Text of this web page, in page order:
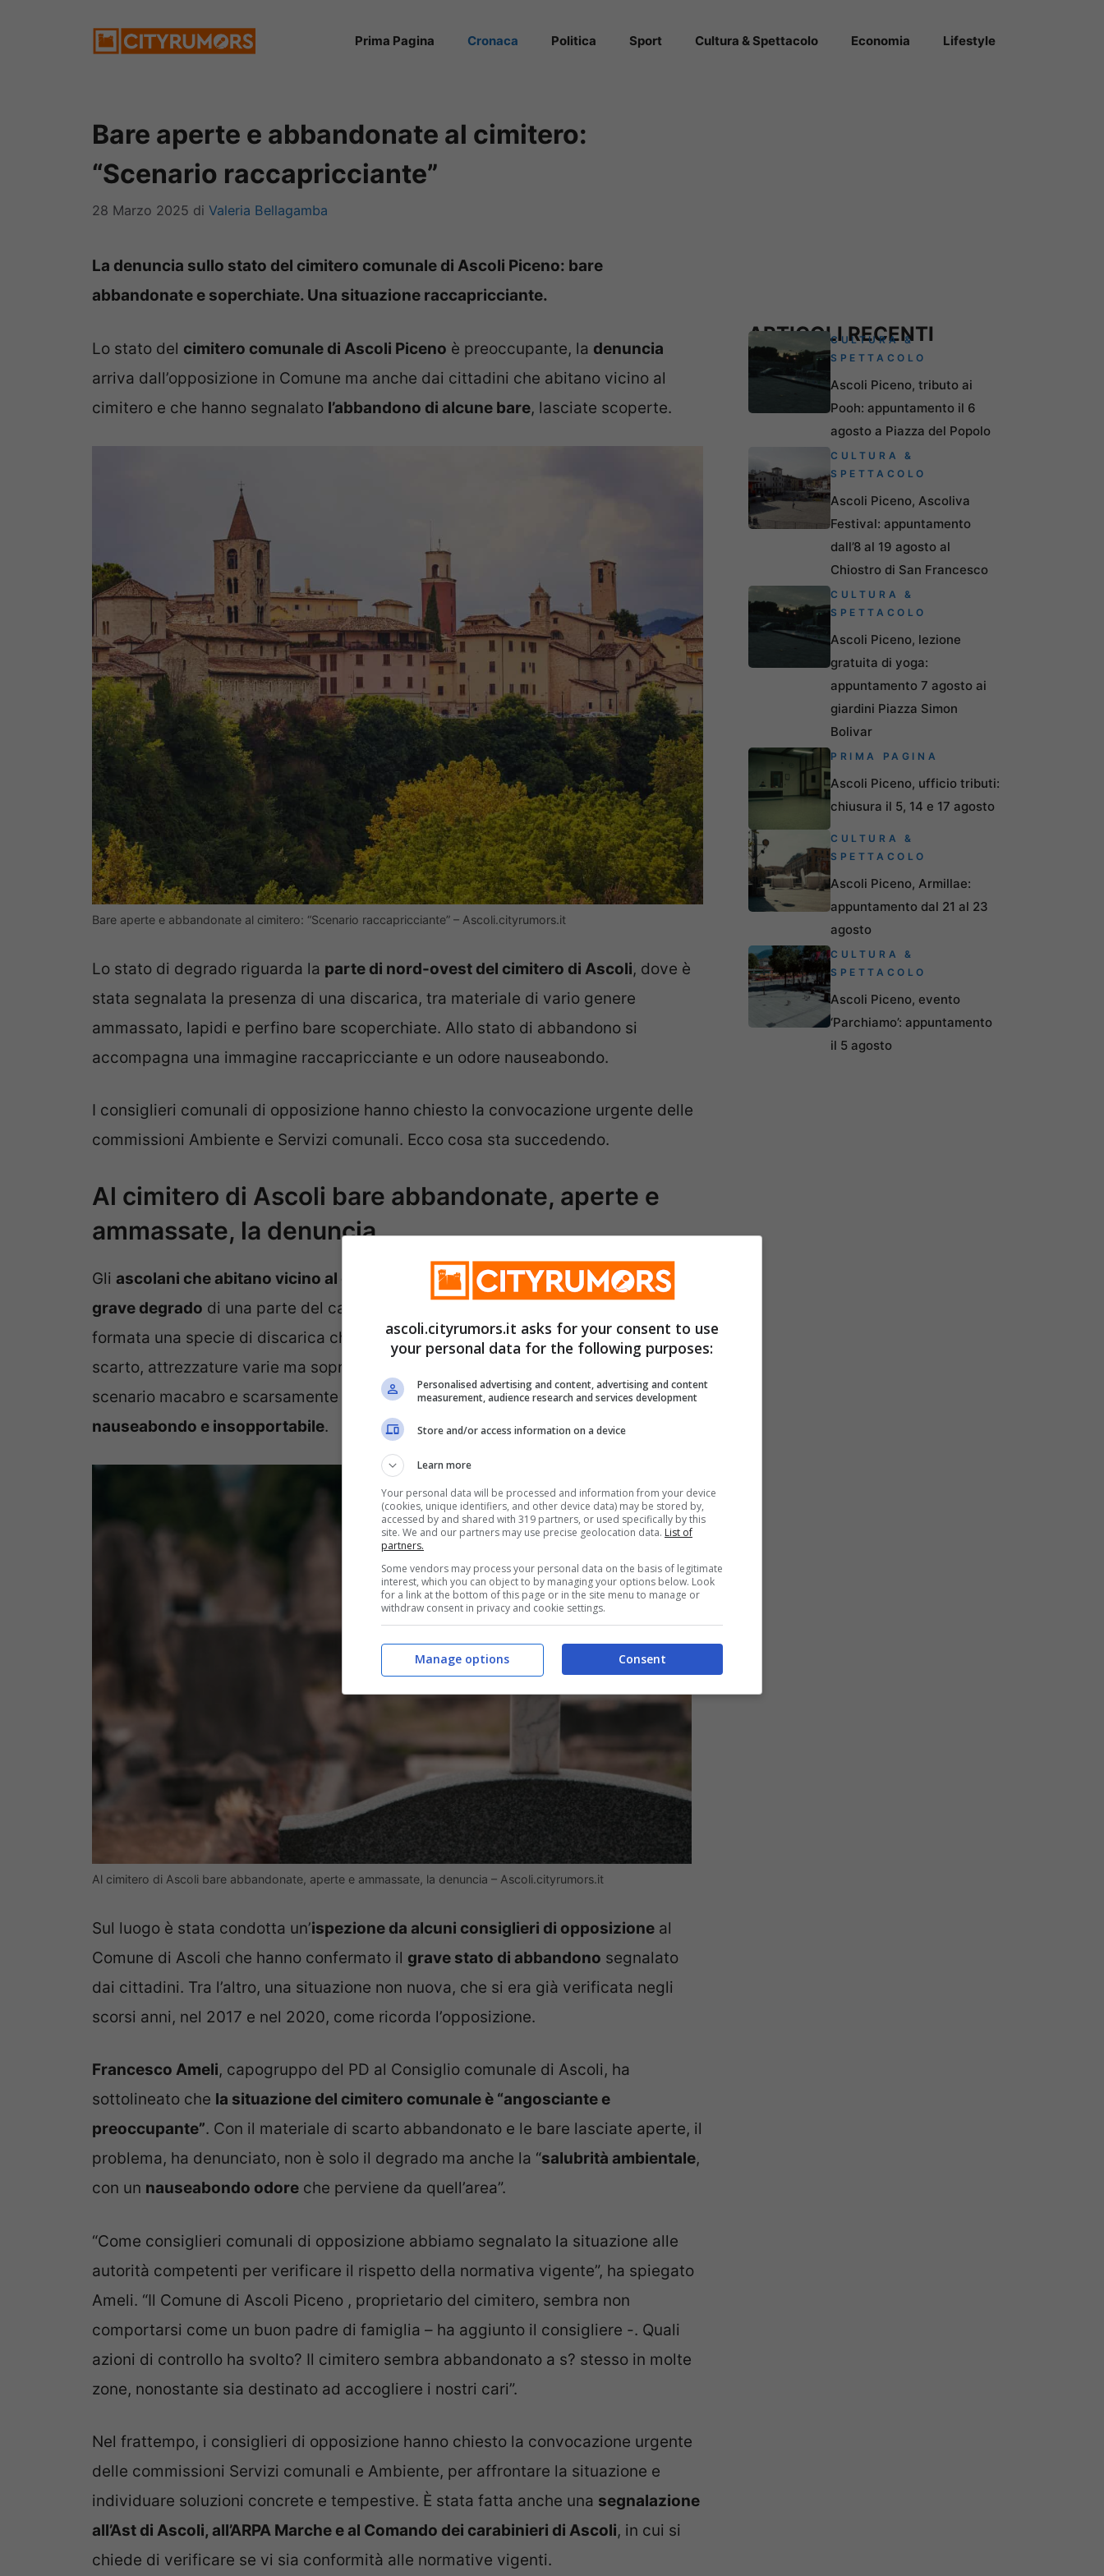
Prima Pagina Cronaca Politica Sport Cultura & Spettacolo Economia Lifestyle
Bare aperte e abbandonate al cimitero:
“Scenario raccapricciante”
28 Marzo 2025 di Valeria Bellagamba
La denuncia sullo stato del cimitero comunale di Ascoli Piceno: bare
abbandonate e soperchiate. Una situazione raccapricciante.
Lo stato del cimitero comunale di Ascoli Piceno è preoccupante, la denuncia
arriva dall’opposizione in Comune ma anche dai cittadini che abitano vicino al
cimitero e che hanno segnalato l’abbandono di alcune bare, lasciate scoperte.
Bare aperte e abbandonate al cimitero: “Scenario raccapricciante” – Ascoli.cityrumors.it
Lo stato di degrado riguarda la parte di nord-ovest del cimitero di Ascoli, dove è
stata segnalata la presenza di una discarica, tra materiale di vario genere
ammassato, lapidi e perfino bare scoperchiate. Allo stato di abbandono si
accompagna una immagine raccapricciante e un odore nauseabondo.
I consiglieri comunali di opposizione hanno chiesto la convocazione urgente delle
commissioni Ambiente e Servizi comunali. Ecco cosa sta succedendo.
Al cimitero di Ascoli bare abbandonate, aperte e
ammassate, la denuncia
Gli ascolani che abitano vicino al cimitero comunalehanno denunciato lo stato di
grave degrado di una parte del camposanto, quella di nord-ovest, dove si è
formata una specie di discarica che contiene di tutto: lapidi in pezzi, materiale di
scarto, attrezzature varie ma soprattutto bare abbandonate e lasciate aperte. Uno
scenario macabro e scarsamente igienico, dal quale emana unodore
nauseabondo e insopportabile.
Al cimitero di Ascoli bare abbandonate, aperte e ammassate, la denuncia – Ascoli.cityrumors.it
Sul luogo è stata condotta un’ispezione da alcuni consiglieri di opposizione al
Comune di Ascoli che hanno confermato il grave stato di abbandono segnalato
dai cittadini. Tra l’altro, una situazione non nuova, che si era già verificata negli
scorsi anni, nel 2017 e nel 2020, come ricorda l’opposizione.
Francesco Ameli, capogruppo del PD al Consiglio comunale di Ascoli, ha
sottolineato che la situazione del cimitero comunale è “angosciante e
preoccupante”. Con il materiale di scarto abbandonato e le bare lasciate aperte, il
problema, ha denunciato, non è solo il degrado ma anche la “salubrità ambientale,
con un nauseabondo odore che perviene da quell’area”.
“Come consiglieri comunali di opposizione abbiamo segnalato la situazione alle
autorità competenti per verificare il rispetto della normativa vigente”, ha spiegato
Ameli. “Il Comune di Ascoli Piceno , proprietario del cimitero, sembra non
comportarsi come un buon padre di famiglia – ha aggiunto il consigliere -. Quali
azioni di controllo ha svolto? Il cimitero sembra abbandonato a s? stesso in molte
zone, nonostante sia destinato ad accogliere i nostri cari”.
Nel frattempo, i consiglieri di opposizione hanno chiesto la convocazione urgente
delle commissioni Servizi comunali e Ambiente, per affrontare la situazione e
individuare soluzioni concrete e tempestive. È stata fatta anche una segnalazione
all’Ast di Ascoli, all’ARPA Marche e al Comando dei carabinieri di Ascoli, in cui si
chiede di verificare se vi sia conformità alle normative vigenti.
ARTICOLI RECENTI
CULTURA &
SPETTACOLO
Ascoli Piceno, tributo ai
Pooh: appuntamento il 6
agosto a Piazza del Popolo
CULTURA &
SPETTACOLO
Ascoli Piceno, Ascoliva
Festival: appuntamento
dall’8 al 19 agosto al
Chiostro di San Francesco
CULTURA &
SPETTACOLO
Ascoli Piceno, lezione
gratuita di yoga:
appuntamento 7 agosto ai
giardini Piazza Simon
Bolivar
PRIMA PAGINA
Ascoli Piceno, ufficio tributi:
chiusura il 5, 14 e 17 agosto
CULTURA &
SPETTACOLO
Ascoli Piceno, Armillae:
appuntamento dal 21 al 23
agosto
CULTURA &
SPETTACOLO
Ascoli Piceno, evento
‘Parchiamo’: appuntamento
il 5 agosto
ascoli.cityrumors.it asks for your consent to use
your personal data for the following purposes:
Personalised advertising and content, advertising and content
measurement, audience research and services development
Store and/or access information on a device
Learn more
Your personal data will be processed and information from your device
(cookies, unique identifiers, and other device data) may be stored by,
accessed by and shared with 319 partners, or used specifically by this
site. We and our partners may use precise geolocation data. List of
partners.
Some vendors may process your personal data on the basis of legitimate
interest, which you can object to by managing your options below. Look
for a link at the bottom of this page or in the site menu to manage or
withdraw consent in privacy and cookie settings.
Consent
Manage options